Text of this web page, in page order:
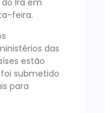
Irã em
feira.
das
estão
submetido
para